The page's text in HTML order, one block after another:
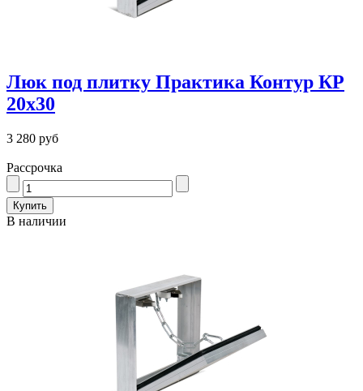
Люк под плитку Практика Контур КР
20х30
3 280 руб
Рассрочка
В наличии